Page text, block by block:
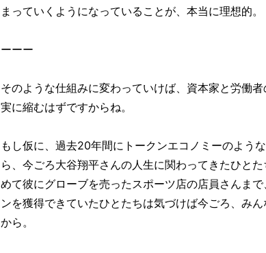
まっていくようになっていることが、本当に理想的。
ーーー
そのような仕組みに変わっていけば、資本家と労働
実に縮むはずですからね。
もし仮に、過去20年間にトークンエコノミーのよう
ら、今ごろ大谷翔平さんの人生に関わってきたひと
めて彼にグローブを売ったスポーツ店の店員さんま
ンを獲得できていたひとたちは気づけば今ごろ、み
から。